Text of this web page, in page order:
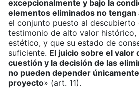
excepcionalmente y bajo la
elementos eliminados no
el conjunto puesto al descubierto
testimonio de alto valor
estético, y que su estado de
suficiente. El juicio sobre el valor
cuestión y la decisión de las
no pueden depender
proyecto» (art. 11).